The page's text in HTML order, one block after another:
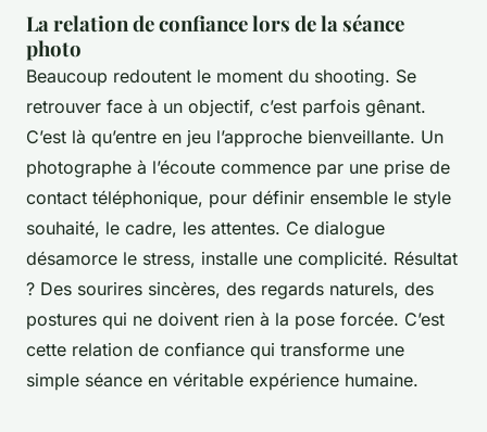
La relation de confiance lors de la séance
photo
Beaucoup redoutent le moment du shooting. Se
retrouver face à un objectif, c’est parfois gênant.
C’est là qu’entre en jeu l’approche bienveillante. Un
photographe à l’écoute commence par une prise de
contact téléphonique, pour définir ensemble le style
souhaité, le cadre, les attentes. Ce dialogue
désamorce le stress, installe une complicité. Résultat
? Des sourires sincères, des regards naturels, des
postures qui ne doivent rien à la pose forcée. C’est
cette relation de confiance qui transforme une
simple séance en véritable expérience humaine.